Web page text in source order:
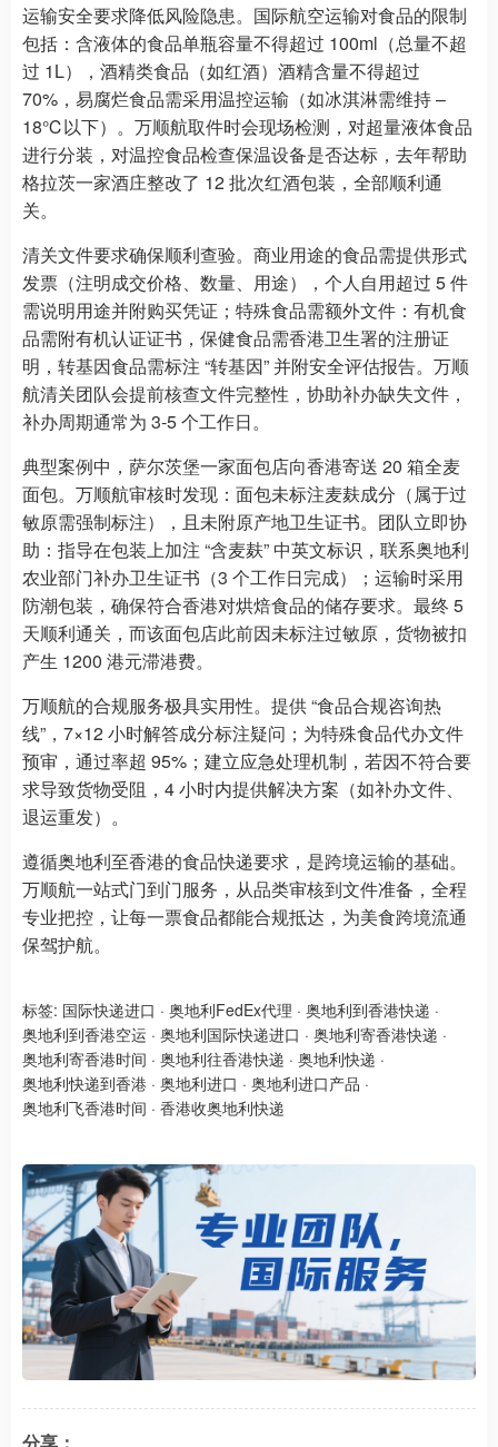
运输安全要求降低风险隐患。国际航空运输对食品的限制
包括：含液体的食品单瓶容量不得超过 100ml（总量不超
过 1L），酒精类食品（如红酒）酒精含量不得超过
70%，易腐烂食品需采用温控运输（如冰淇淋需维持 –
18℃以下）。万顺航取件时会现场检测，对超量液体食品
进行分装，对温控食品检查保温设备是否达标，去年帮助
格拉茨一家酒庄整改了 12 批次红酒包装，全部顺利通
关。
清关文件要求确保顺利查验。商业用途的食品需提供形式
发票（注明成交价格、数量、用途），个人自用超过 5 件
需说明用途并附购买凭证；特殊食品需额外文件：有机食
品需附有机认证证书，保健食品需香港卫生署的注册证
明，转基因食品需标注 “转基因” 并附安全评估报告。万顺
航清关团队会提前核查文件完整性，协助补办缺失文件，
补办周期通常为 3-5 个工作日。
典型案例中，萨尔茨堡一家面包店向香港寄送 20 箱全麦
面包。万顺航审核时发现：面包未标注麦麸成分（属于过
敏原需强制标注），且未附原产地卫生证书。团队立即协
助：指导在包装上加注 “含麦麸” 中英文标识，联系奥地利
农业部门补办卫生证书（3 个工作日完成）；运输时采用
防潮包装，确保符合香港对烘焙食品的储存要求。最终 5
天顺利通关，而该面包店此前因未标注过敏原，货物被扣
产生 1200 港元滞港费。
万顺航的合规服务极具实用性。提供 “食品合规咨询热
线”，7×12 小时解答成分标注疑问；为特殊食品代办文件
预审，通过率超 95%；建立应急处理机制，若因不符合要
求导致货物受阻，4 小时内提供解决方案（如补办文件、
退运重发）。
遵循奥地利至香港的食品快递要求，是跨境运输的基础。
万顺航一站式门到门服务，从品类审核到文件准备，全程
专业把控，让每一票食品都能合规抵达，为美食跨境流通
保驾护航。
标签: 国际快递进口 · 奥地利FedEx代理 · 奥地利到香港快递 ·
奥地利到香港空运 · 奥地利国际快递进口 · 奥地利寄香港快递 ·
奥地利寄香港时间 · 奥地利往香港快递 · 奥地利快递 ·
奥地利快递到香港 · 奥地利进口 · 奥地利进口产品 ·
奥地利飞香港时间 · 香港收奥地利快递